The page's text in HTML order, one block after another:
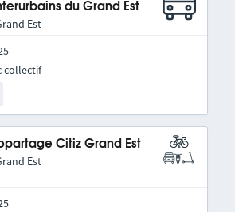
du Grand Est
Est
collectif
Citiz Grand Est
Est